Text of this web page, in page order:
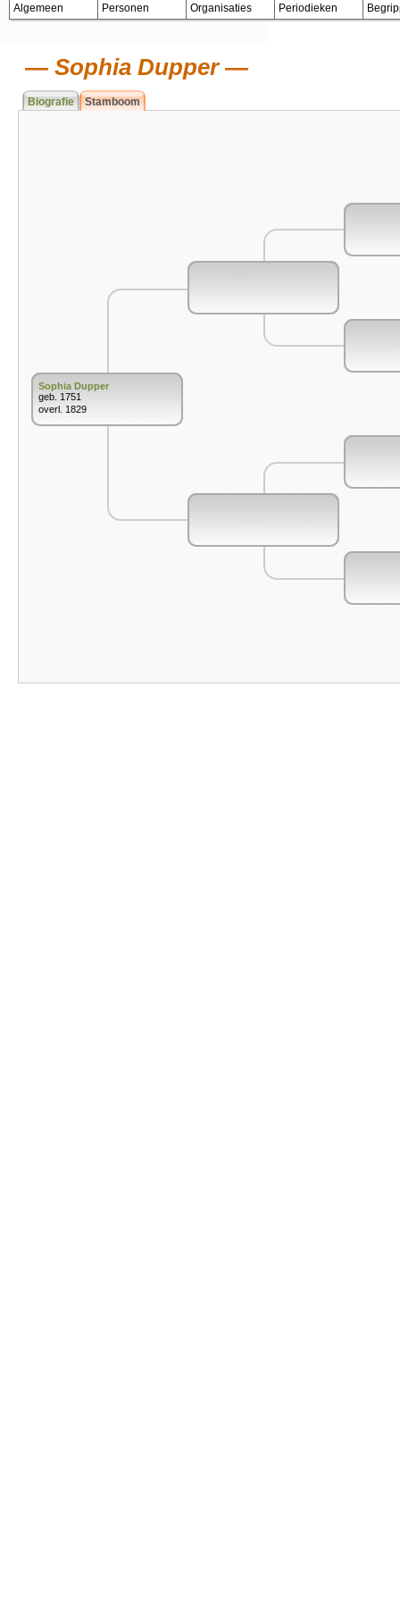
Algemeen Personen Organisaties Periodieken
Sophia Dupper
Biografie Stamboom
Sophia Dupper
geb. 1751
overl. 1829